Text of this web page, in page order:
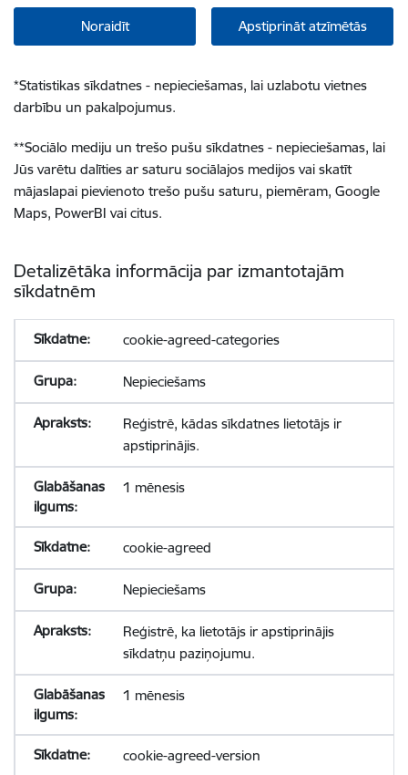
Noraidīt Apstiprināt atzīmētās
*Statistikas sīkdatnes - nepieciešamas, lai uzlabotu vietnes
darbību un pakalpojumus.
**Sociālo mediju un trešo pušu sīkdatnes - nepieciešamas, lai
Jūs varētu dalīties ar saturu sociālajos medijos vai skatīt
mājaslapai pievienoto trešo pušu saturu, piemēram, Google
Maps, PowerBI vai citus.
Detalizētāka informācija par izmantotajām
sīkdatnēm
cookie-agreed-categories
Nepieciešams
Reģistrē, kādas sīkdatnes lietotājs ir
apstiprinājis.
1 mēnesis
cookie-agreed
Nepieciešams
Reģistrē, ka lietotājs ir apstiprinājis
sīkdatņu paziņojumu.
1 mēnesis
cookie-agreed-version